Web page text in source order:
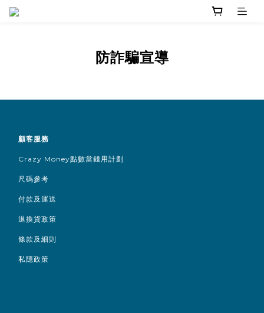
防詐騙宣導
顧客服務
Crazy Money點數當錢用計劃
尺碼參考
付款及運送
退換貨政策
條款及細則
私隱政策